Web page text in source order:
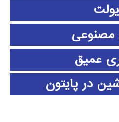
عمیق
در پایتون